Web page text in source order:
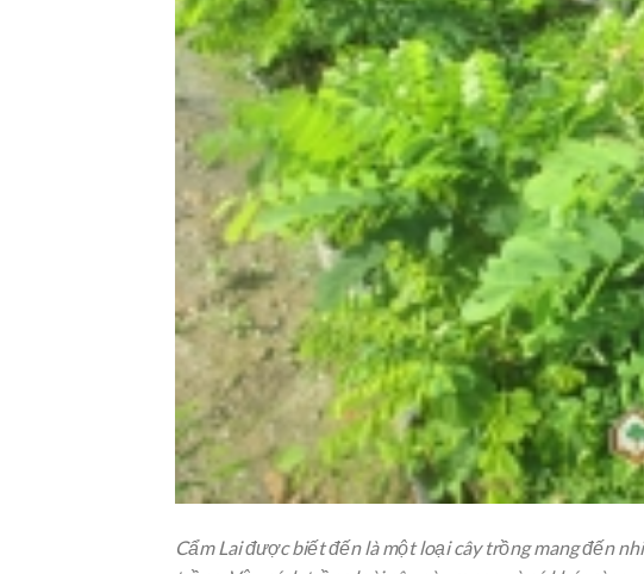
Cẩm Lai được biết đến là một loại cây trồng mang đến